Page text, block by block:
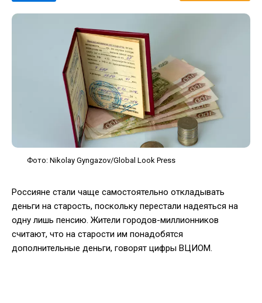
Фото: Nikolay Gyngazov/Global Look Press
Россияне стали чаще самостоятельно откладывать
деньги на старость, поскольку перестали надеяться на
одну лишь пенсию. Жители городов-миллионников
считают, что на старости им понадобятся
дополнительные деньги, говорят цифры ВЦИОМ.